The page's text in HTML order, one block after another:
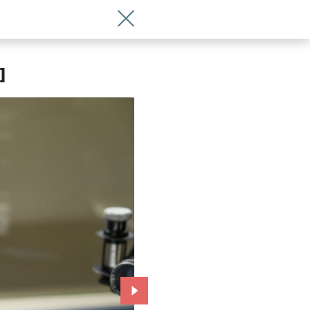
Wróć do artykułu Tajemnicze zdjęcia
Przejdź do kolejnego zdjęcia.